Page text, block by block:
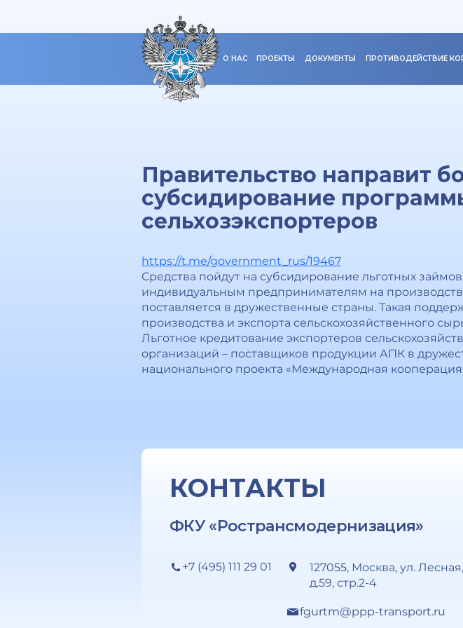
О НАС ПРОЕКТЫ ДОКУМЕНТЫ ПРОТИВОДЕЙСТВИЕ
Правительство направит
субсидирование
сельхозэкспортеров
https://t.me/government_rus/19467
Средства пойдут на субсидирование льготных
индивидуальным предпринимателям на
поставляется в дружественные страны. Такая
производства и экспорта сельскохозяйственного
Льготное кредитование экспортеров
организаций – поставщиков продукции АПК в
национального проекта «Международная кооперация
КОНТАКТЫ
ФКУ «Ространсмодернизация»
+7 (495) 111 29 01
127055, Москва, ул. Лесная,
д.59, стр.2-4
fgurtm@ppp-transport.ru